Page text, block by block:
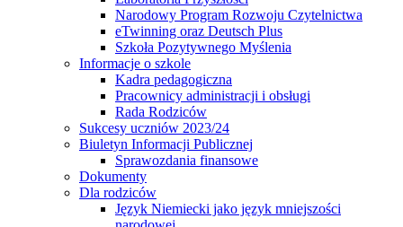
Narodowy Program Rozwoju Czytelnictwa
eTwinning oraz Deutsch Plus
Szkoła Pozytywnego Myślenia
Informacje o szkole
Kadra pedagogiczna
Pracownicy administracji i obsługi
Rada Rodziców
Sukcesy uczniów 2023/24
Biuletyn Informacji Publicznej
Sprawozdania finansowe
Dokumenty
Dla rodziców
Język Niemiecki jako język mniejszości